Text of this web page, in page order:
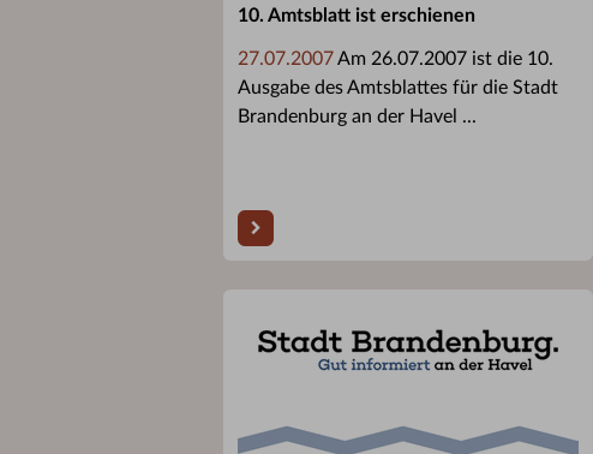
10. Amtsblatt ist erschienen
27.07.2007Am 26.07.2007 ist die 10.
Ausgabe des Amtsblattes für die Stadt
Brandenburg an der Havel ...